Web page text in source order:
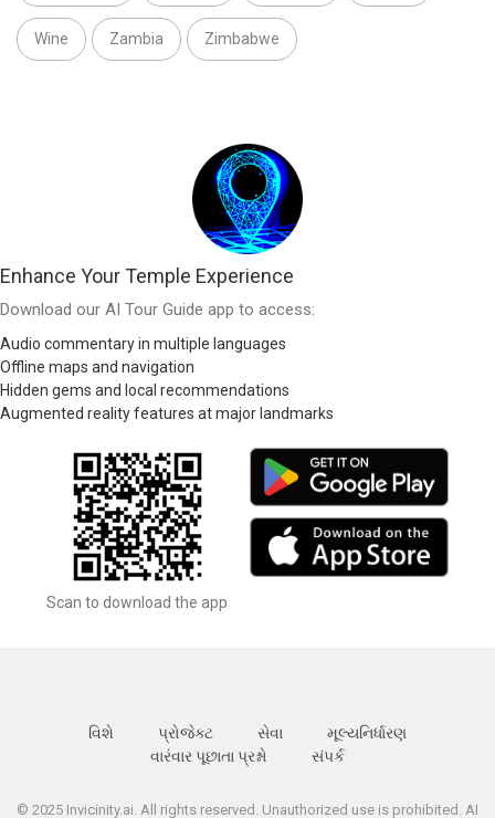
Wine Zambia Zimbabwe
Enhance Your Temple Experience
Download our AI Tour Guide app to access:
Audio commentary in multiple languages
Offline maps and navigation
Hidden gems and local recommendations
Augmented reality features at major landmarks
Scan to download the app
વિશે પ્રોજેક્ટ સેવા
મૂલ્યનિર્ધારણ
વારંવાર પૂછાતા પ્રશ્નો
સંપર્ક
© 2025 Invicinity.ai. All rights reserved. Unauthorized use is prohibited. AI